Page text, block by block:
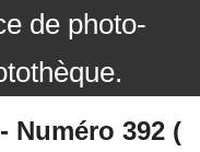
de photo-
Numéro 392 (